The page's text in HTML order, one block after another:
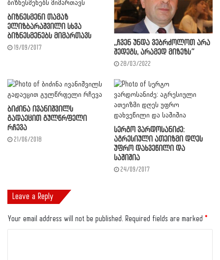
ბიზნესმენი თამაზ
ელიზბარაშვილი სხვა
ბიზნესმენებს მიმართავს
19/09/2017
,,ჩვენ უნდა ვებრძოლოთ არა
შედეგს, არამედ მიზეზს”
28/03/2022
ბიძინა ივანიშვილს
გადაეცით გულწრფელი
რჩევა
21/06/2018
სერგო ვარდოსანიძე:
აგრესიული ათეიზმი დღეს
უფრო დახვეწილი და
საშიშია
24/09/2017
Leave a Reply
Your email address will not be published. Required fields are marked *